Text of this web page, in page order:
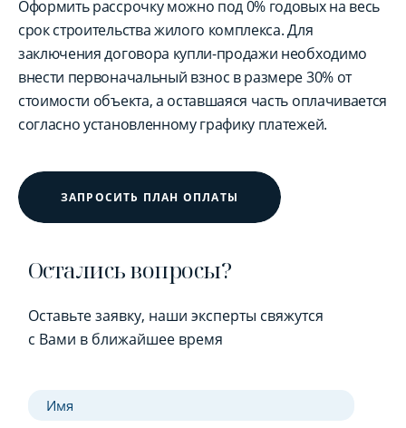
Оформить рассрочку можно под 0% годовых на весь
срок строительства жилого комплекса. Для
заключения договора купли-продажи необходимо
внести первоначальный взнос в размере 30% от
стоимости объекта, а оставшаяся часть оплачивается
согласно установленному графику платежей.
ЗАПРОСИТЬ ПЛАН ОПЛАТЫ
Остались вопросы?
Оставьте заявку, наши эксперты свяжутся
с Вами в ближайшее время